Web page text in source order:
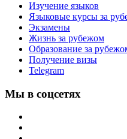
Изучение языков
Языковые курсы за
Экзамены
Жизнь за рубежом
Образование за
Получение визы
Telegram
Мы в соцсетях